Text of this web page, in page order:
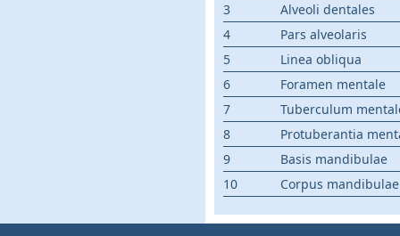
3
Alveoli dentales
4
Pars alveolaris
5
Linea obliqua
6
Foramen mentale
7
Tuberculum
8
Protuberantia
9
Basis mandibulae
10
Corpus mandibulae